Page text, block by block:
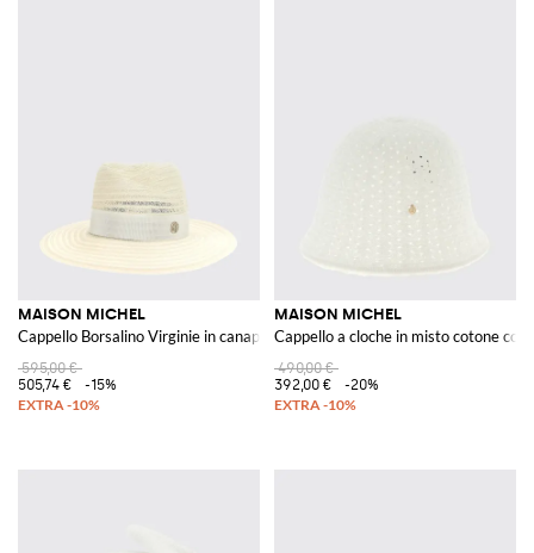
MAISON MICHEL
Cappello Borsalino Virginie in canapa con tesa larga
595,00 €
505,74 €
-15%
MAISON MICHEL
Cappello a cloche in misto cotone
490,00 €
392,00 €
-20%